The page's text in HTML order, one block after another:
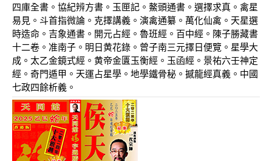
四庫全書。協紀辨方書。玉匣記。鰲頭通書。選擇求真。禽星
易見。斗首指微論。克擇講義。演禽通纂。萬化仙禽。天星選
時造命。吉象通書。開元占經。魯班經。百中經。陳子勝藏書
十二卷。准南子。明日黄花錄。曾子南三元擇日便覽。星學大
成。太乙金鏡式經。黄帝金匱玉衡經。玉函經。景祐六壬神定
經。奇門遁甲。天運占星學。地學鐵骨秘。撼龍經真義。中國
七政四餘析義。